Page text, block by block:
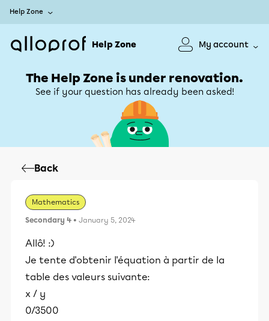
Help Zone
Help Zone My account
The Help Zone is under renovation.
See if your question has already been asked!
Back
Mathematics
Secondary 4 • January 5, 2024
Allô! :)
Je tente d'obtenir l'équation à partir de la
table des valeurs suivante:
x / y
0/3500